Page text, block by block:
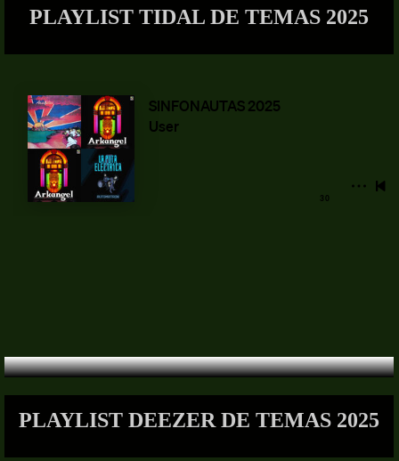
PLAYLIST TIDAL DE TEMAS 2025
PLAYLIST DEEZER DE TEMAS 2025